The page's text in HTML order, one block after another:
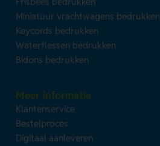
Miniatuur vrachtwagens bedrukken
Keycords bedrukken
Waterflessen bedrukken
Bidons bedrukken
Meer informatie
Klantenservice
Bestelproces
Digitaal aanleveren